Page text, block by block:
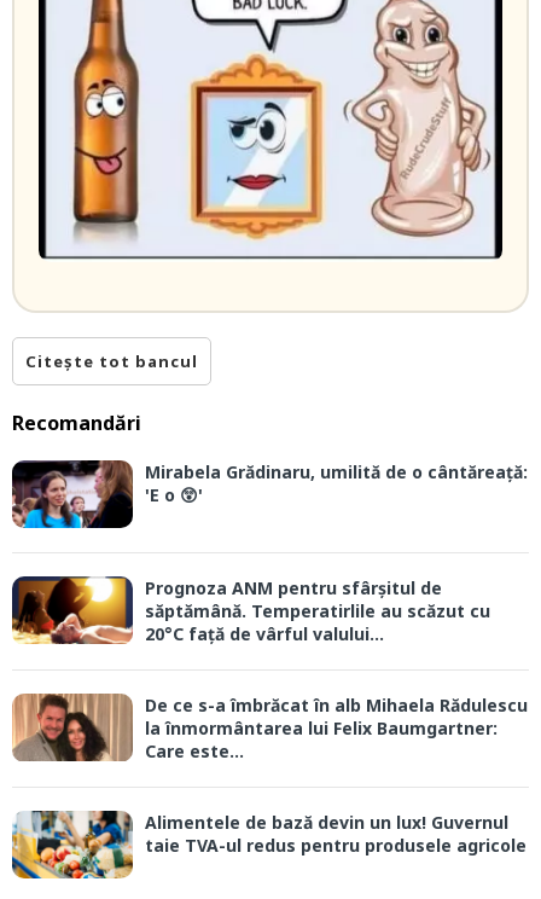
Citește tot bancul
Recomandări
Mirabela Grădinaru, umilită de o cântăreață:
'E o 😲'
Prognoza ANM pentru sfârșitul de
săptămână. Temperatirlile au scăzut cu
20°C față de vârful valului...
De ce s-a îmbrăcat în alb Mihaela Rădulescu
la înmormântarea lui Felix Baumgartner:
Care este...
Alimentele de bază devin un lux! Guvernul
taie TVA-ul redus pentru produsele agricole